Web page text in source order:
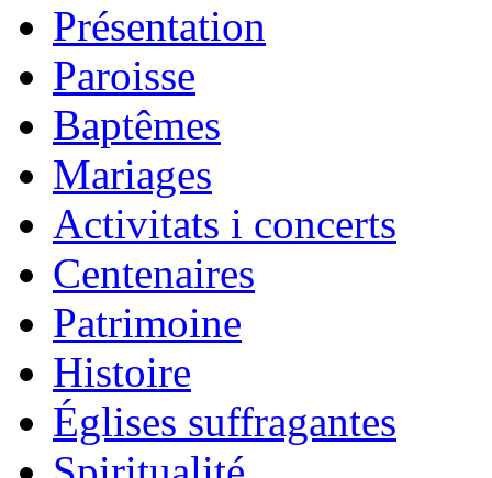
Présentation
Paroisse
Baptêmes
Mariages
Activitats i concerts
Centenaires
Patrimoine
Histoire
Églises suffragantes